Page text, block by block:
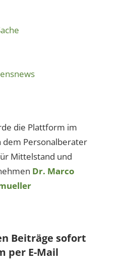
die Plattform im
dem Personalberater
Mittelstand und
Dr. Marco
Beiträge sofort
per E-Mail